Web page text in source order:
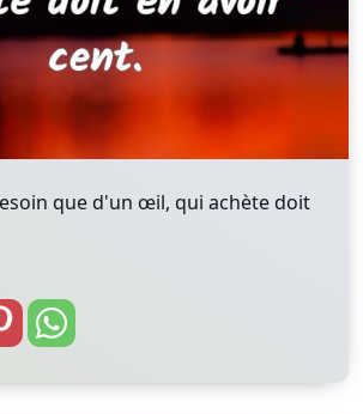
que d'un œil, qui achète doit